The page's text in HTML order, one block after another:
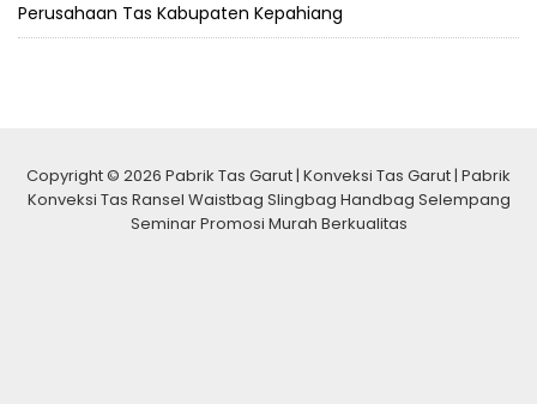
Perusahaan Tas Kabupaten Kepahiang
Copyright © 2026 Pabrik Tas Garut | Konveksi Tas Garut | Pabrik
Konveksi Tas Ransel Waistbag Slingbag Handbag Selempang
Seminar Promosi Murah Berkualitas